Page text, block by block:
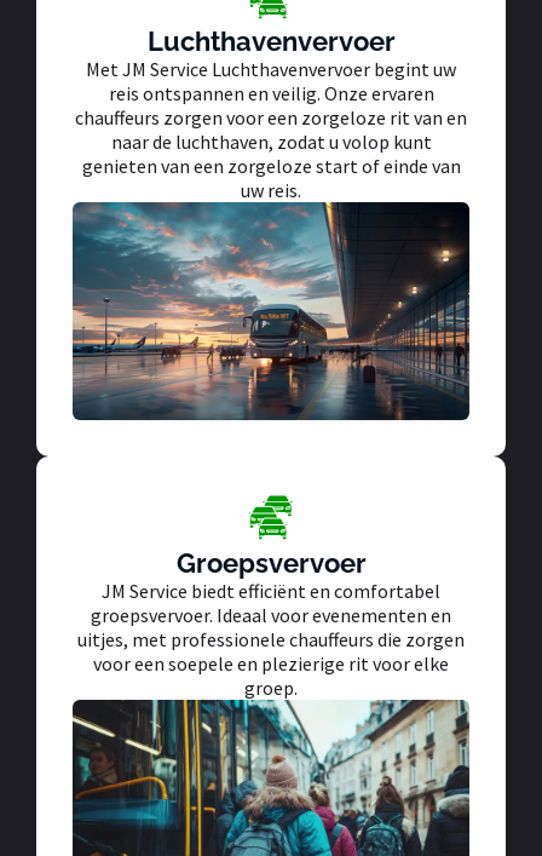
Luchthavenvervoer
Met JM Service Luchthavenvervoer begint uw
reis ontspannen en veilig. Onze ervaren
chauffeurs zorgen voor een zorgeloze rit van en
naar de luchthaven, zodat u volop kunt
genieten van een zorgeloze start of einde van
uw reis.
Groepsvervoer
JM Service biedt efficiënt en comfortabel
groepsvervoer. Ideaal voor evenementen en
uitjes, met professionele chauffeurs die zorgen
voor een soepele en plezierige rit voor elke
groep.